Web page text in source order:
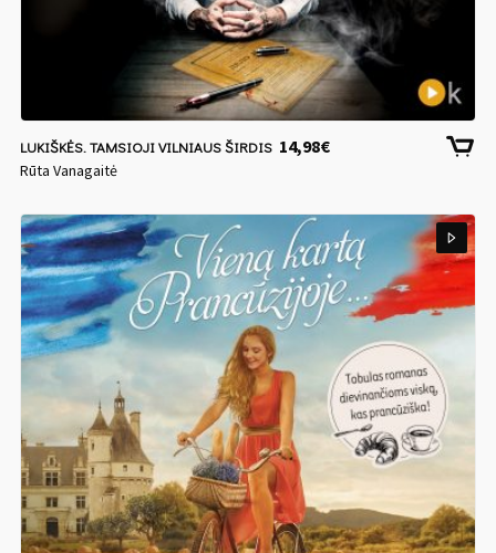
LUKIŠKĖS. TAMSIOJI VILNIAUS ŠIRDIS 14,98€
Rūta Vanagaitė